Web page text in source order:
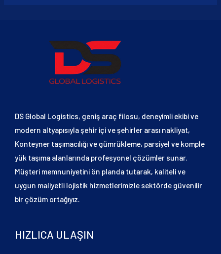
DS Global Logistics, geniş araç filosu, deneyimli ekibi ve
modern altyapısıyla şehir içi ve şehirler arası nakliyat,
Konteyner taşımacılığı ve gümrükleme, parsiyel ve komple
yük taşıma alanlarında profesyonel çözümler sunar.
Müşteri memnuniyetini ön planda tutarak, kaliteli ve
uygun maliyetli lojistik hizmetlerimizle sektörde güvenilir
bir çözüm ortağıyız.
HIZLICA ULAŞIN